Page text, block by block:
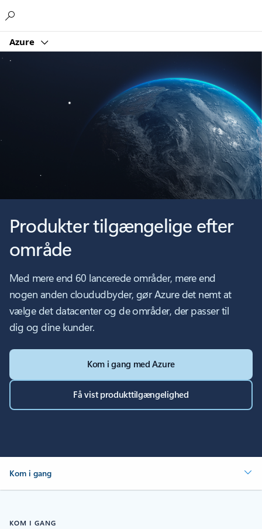
Azure
Produkter tilgængelige efter
område
Med mere end 60 lancerede områder, mere end
nogen anden cloududbyder, gør Azure det nemt at
vælge det datacenter og de områder, der passer til
dig og dine kunder.
Kom i gang med Azure
Få vist produkttilgængelighed
Kom i gang
KOM I GANG